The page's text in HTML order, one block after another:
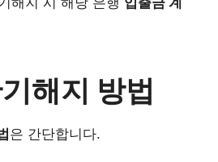
해지 방법
은 간단합니다.